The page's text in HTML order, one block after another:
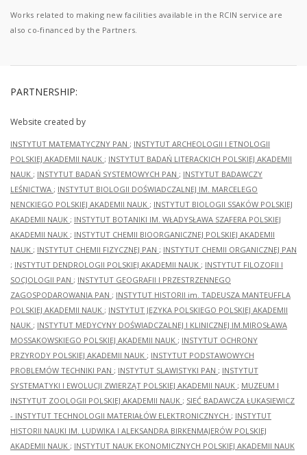
Works related to making new facilities available in the RCIN service are
also co-financed by the Partners.
PARTNERSHIP:
Website created by
INSTYTUT MATEMATYCZNY PAN ; INSTYTUT ARCHEOLOGII I ETNOLOGII
POLSKIEJ AKADEMII NAUK ; INSTYTUT BADAŃ LITERACKICH POLSKIEJ AKADEMII
NAUK ; INSTYTUT BADAŃ SYSTEMOWYCH PAN ; INSTYTUT BADAWCZY
LEŚNICTWA ; INSTYTUT BIOLOGII DOŚWIADCZALNEJ IM. MARCELEGO
NENCKIEGO POLSKIEJ AKADEMII NAUK ; INSTYTUT BIOLOGII SSAKÓW POLSKIEJ
AKADEMII NAUK ; INSTYTUT BOTANIKI IM. WŁADYSŁAWA SZAFERA POLSKIEJ
AKADEMII NAUK ; INSTYTUT CHEMII BIOORGANICZNEJ POLSKIEJ AKADEMII
NAUK ; INSTYTUT CHEMII FIZYCZNEJ PAN ; INSTYTUT CHEMII ORGANICZNEJ PAN
; INSTYTUT DENDROLOGII POLSKIEJ AKADEMII NAUK ; INSTYTUT FILOZOFII I
SOCJOLOGII PAN ; INSTYTUT GEOGRAFII I PRZESTRZENNEGO
ZAGOSPODAROWANIA PAN ; INSTYTUT HISTORII im. TADEUSZA MANTEUFFLA
POLSKIEJ AKADEMII NAUK ; INSTYTUT JĘZYKA POLSKIEGO POLSKIEJ AKADEMII
NAUK ; INSTYTUT MEDYCYNY DOŚWIADCZALNEJ I KLINICZNEJ IM.MIROSŁAWA
MOSSAKOWSKIEGO POLSKIEJ AKADEMII NAUK ; INSTYTUT OCHRONY
PRZYRODY POLSKIEJ AKADEMII NAUK ; INSTYTUT PODSTAWOWYCH
PROBLEMÓW TECHNIKI PAN ; INSTYTUT SLAWISTYKI PAN ; INSTYTUT
SYSTEMATYKI I EWOLUCJI ZWIERZĄT POLSKIEJ AKADEMII NAUK ; MUZEUM I
INSTYTUT ZOOLOGII POLSKIEJ AKADEMII NAUK ; SIEĆ BADAWCZA ŁUKASIEWICZ
- INSTYTUT TECHNOLOGII MATERIAŁÓW ELEKTRONICZNYCH ; INSTYTUT
HISTORII NAUKI IM. LUDWIKA I ALEKSANDRA BIRKENMAJERÓW POLSKIEJ
AKADEMII NAUK ; INSTYTUT NAUK EKONOMICZNYCH POLSKIEJ AKADEMII NAUK